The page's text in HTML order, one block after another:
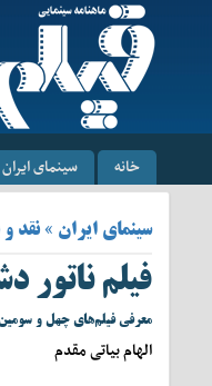
خانه سینمای ایران
سینمای ایران » نقد
فیلم
معرفی فیلم‌های چهل و
الهام بیاتی مقدم